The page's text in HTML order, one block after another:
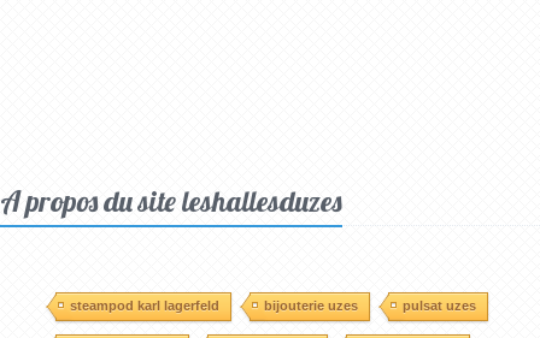
A propos du site leshallesduzes
steampod karl lagerfeld bijouterie uzes pulsat uzes